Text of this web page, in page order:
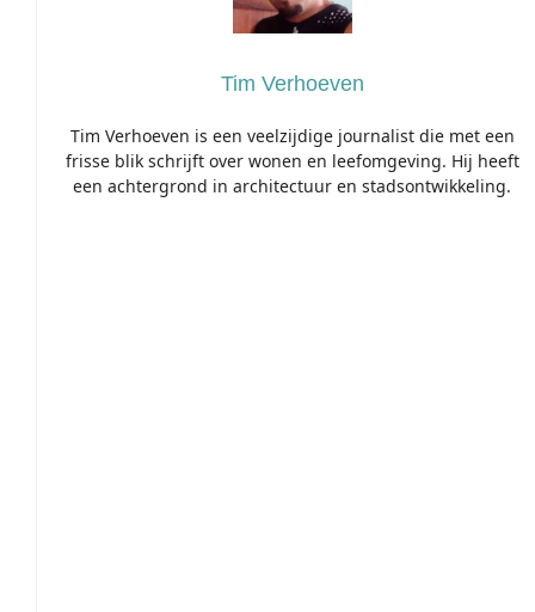
Tim Verhoeven
Tim Verhoeven is een veelzijdige journalist die met een
frisse blik schrijft over wonen en leefomgeving. Hij heeft
een achtergrond in architectuur en stadsontwikkeling.